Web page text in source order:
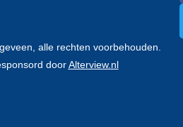
alle rechten voorbehouden.
doorAlterview.nl